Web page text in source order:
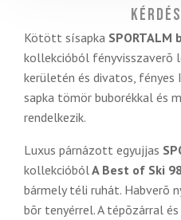
Kötött sísapka SPORTALM
kollekcióból fényvisszaverõ
kerületén és divatos, fényes
sapka tömör buborékkal és
rendelkezik.
Luxus párnázott egyujjas
kollekcióból A Best of Ski 98
bármely téli ruhát. Habverõ
bõr tenyérrel. A tépõzárral